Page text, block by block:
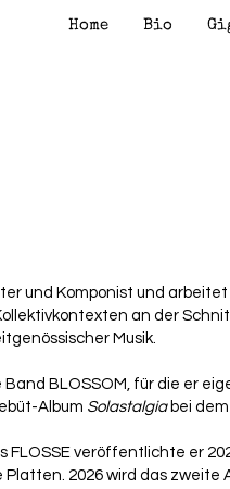
Home Bio
und Komponist und
an der
Musik.
BLOSSOM, für die er
Album Solastalgiabei dem
FLOSSE veröffentlichte er
Platten. 2026 wird das zweite